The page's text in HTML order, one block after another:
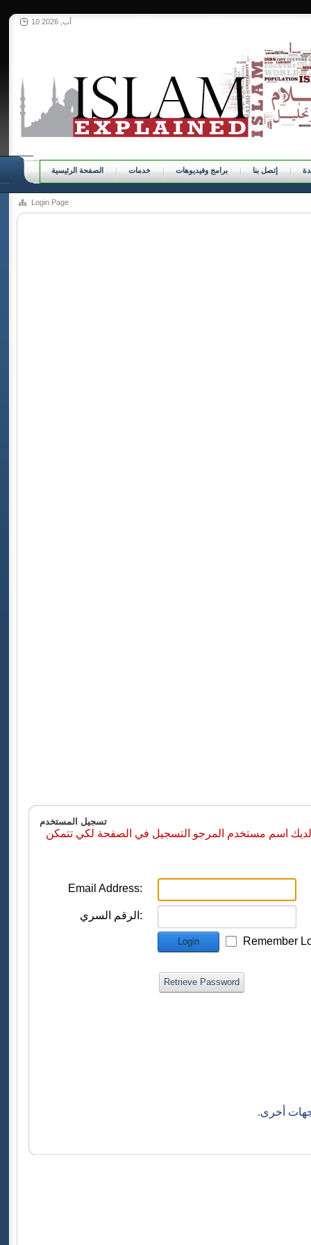
10 آب, 2026
الصفحة الرئيسية خدمات برامج وفيديوهات إتصل بنا
Login Page
تسجيل المستخدم
اسم مستخدم المرجو التسجيل في الصفحة لكي تتمكن
Email Address:
الرقم السري:
Login Remember
Retrieve Password
أخرى.